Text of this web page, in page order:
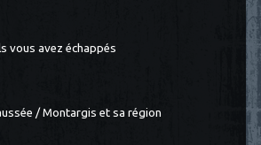
vous avez échappés
/ Montargis et sa région